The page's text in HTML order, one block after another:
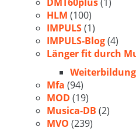
HLM (100)
IMPULS(1)
IMPULS-Blog(4)
Länger fit durch
Mfa (94)
MOD (19)
Musica-DB (2)
MVO (239)